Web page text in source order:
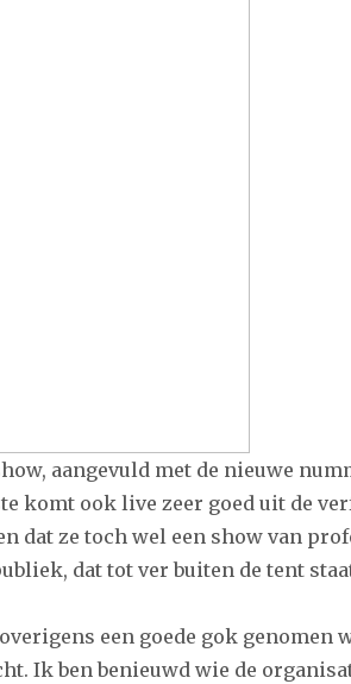
aangevuld met de nieuwe
komt ook live zeer goed uit de
dat ze toch wel een show van
dat tot ver buiten de tent
een goede gok genomen
Ik ben benieuwd wie de